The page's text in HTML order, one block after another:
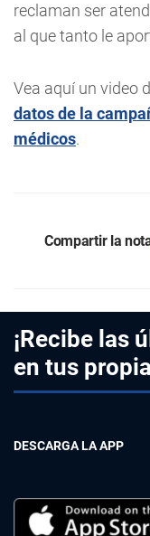
reclaman ser
al que tanto le
Vea aquí un video
datos de la
médicos.
Compartir la
¡Recibe las
en tus
DESCARGA LA APP